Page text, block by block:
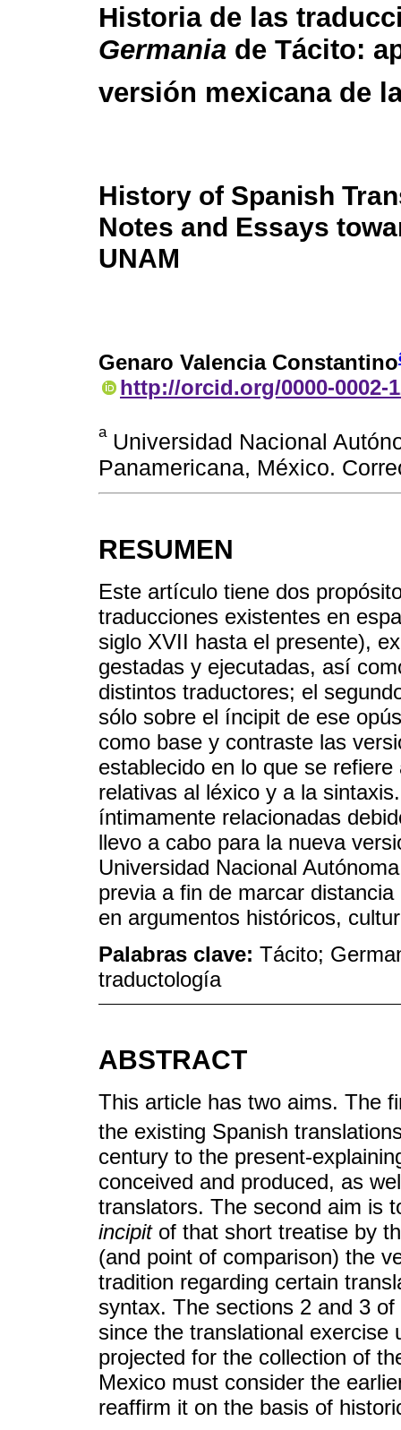
Historia de las
Germania de Tácito:
versión mexicana de
History of Spanish
Notes and Essays
UNAM
Genaro Valencia Constantino
http://orcid.org/0000-0002-
aUniversidad Nacional
Panamericana, México.
RESUMEN
Este artículo tiene dos
traducciones existentes en
siglo XVII hasta el presente),
gestadas y ejecutadas, así
distintos traductores; el
sólo sobre el íncipit de ese
como base y contraste las
establecido en lo que se
relativas al léxico y a la
íntimamente relacionadas
llevo a cabo para la nueva
Universidad Nacional
previa a fin de marcar
en argumentos históricos,
Palabras clave: Tácito;
traductología
ABSTRACT
This article has two aims. The
the existing Spanish
century to the present-
conceived and produced, as
translators. The second aim is
incipitof that short treatise by
(and point of comparison) the
tradition regarding certain
syntax. The sections 2 and 3
since the translational exercise
projected for the collection of
Mexico must consider the
reaffirm it on the basis of